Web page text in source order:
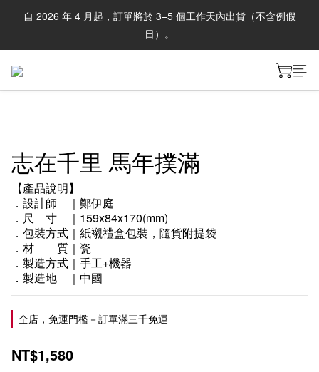
自 2026 年 4 月起，訂單將於 3–5 個工作天內出貨（不含例假
日）。
志在千里 馬年撲滿
【產品說明】
．設計師　｜鄭伊庭
．尺　寸　｜159x84x170(mm)
．包裝方式｜紙襯禮盒包裝，隨貨附提袋
．材　　質｜瓷
．製造方式｜手工+機器
．製造地　｜中國
全店，免運門檻－訂單滿三千免運
NT$1,580